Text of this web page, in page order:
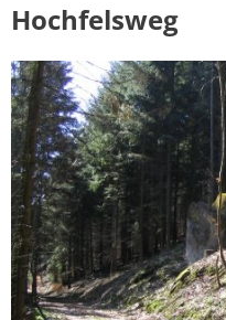
Hochfelsweg